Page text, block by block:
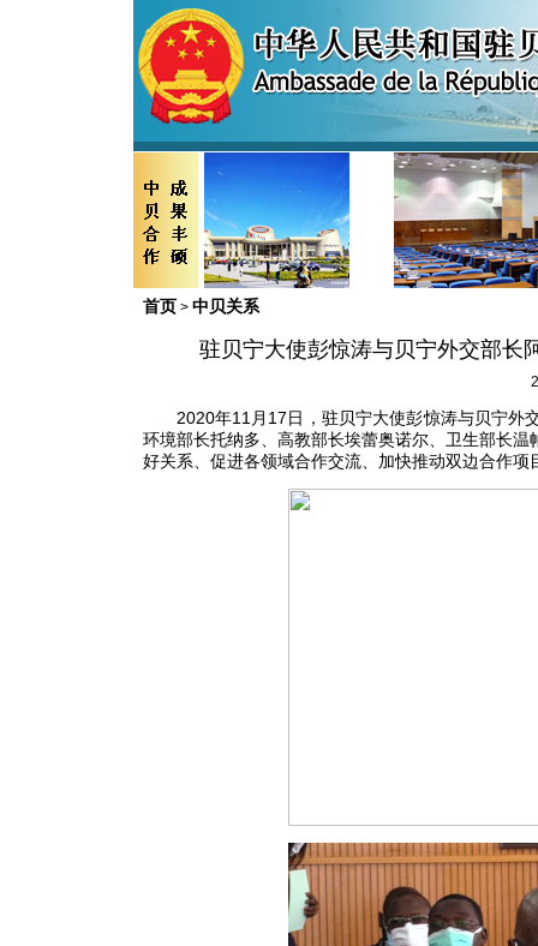
首页 > 中贝关系
驻贝宁大使彭惊涛与贝宁外交部长
2020年11月17日，驻贝宁大使彭惊涛与贝宁外
环境部长托纳多、高教部长埃蕾奥诺尔、卫生部长
好关系、促进各领域合作交流、加快推动双边合作项